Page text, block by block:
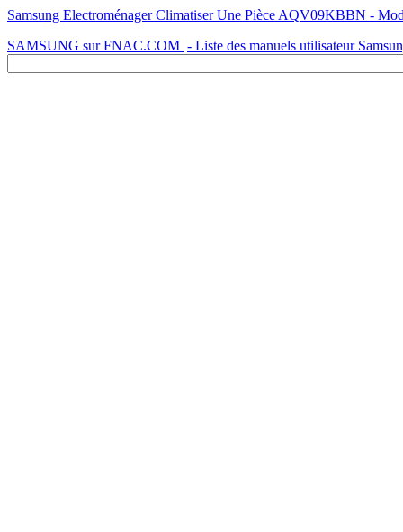
Samsung Electroménager Climatiser Une Pièce AQV09KBBN -
SAMSUNG sur FNAC.COM - Liste des manuels utilisateur